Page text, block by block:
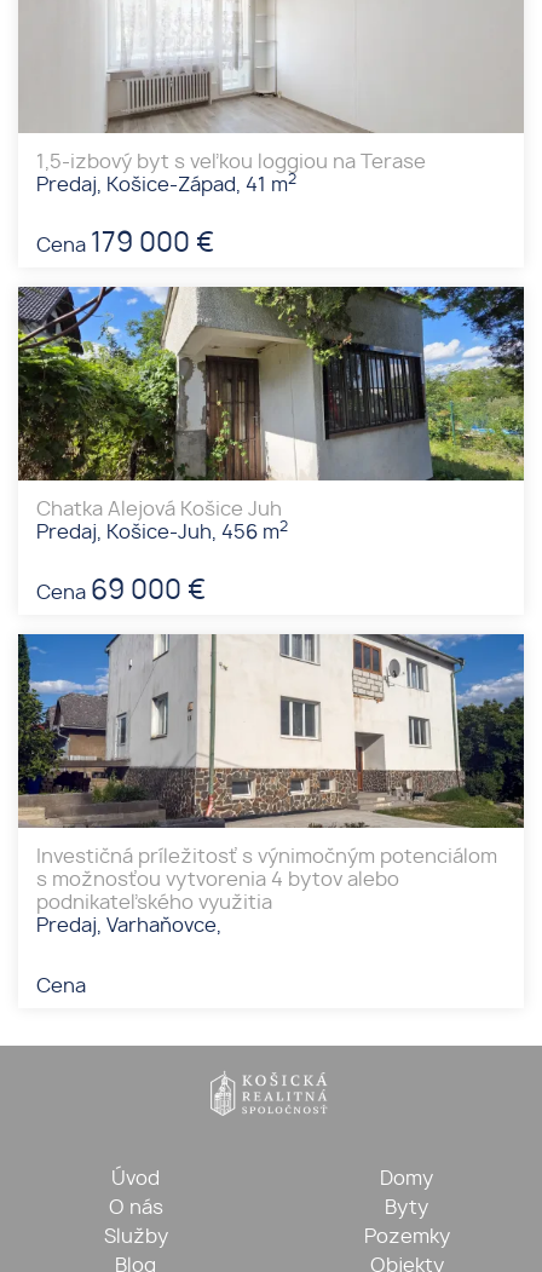
1,5-izbový byt s veľkou loggiou na Terase
Predaj, Košice-Západ, 41 m2
Cena 179 000 €
Chatka Alejová Košice Juh
Predaj, Košice-Juh, 456 m2
Cena 69 000 €
Investičná príležitosť s výnimočným potenciálom
s možnosťou vytvorenia 4 bytov alebo
podnikateľského využitia
Predaj, Varhaňovce,
Cena
Úvod
O nás
Služby
Blog
Domy
Byty
Pozemky
Objekty